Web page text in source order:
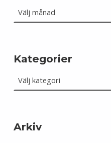
Kategorier
Arkiv